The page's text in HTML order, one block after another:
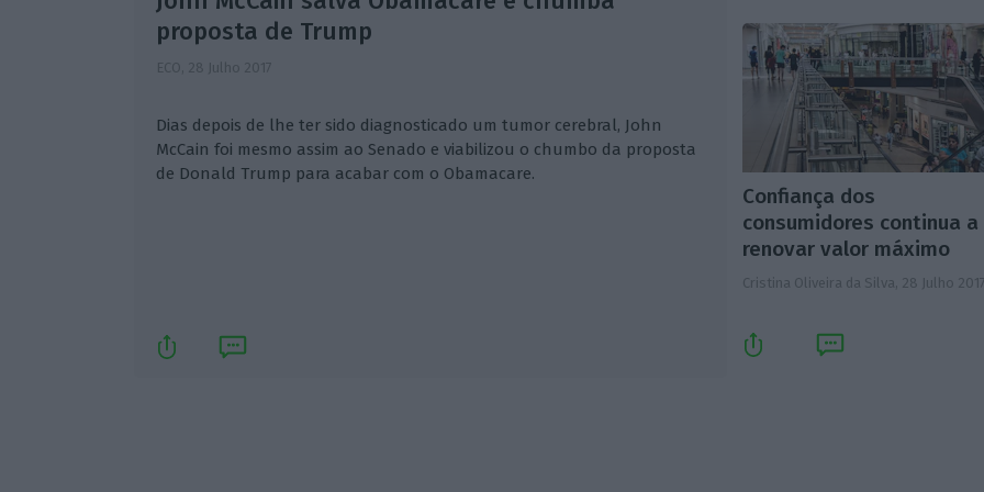
proposta de Trump
ECO, 28 Julho 2017
Dias depois de lhe ter sido diagnosticado um tumor cerebral, John
McCain foi mesmo assim ao Senado e viabilizou o chumbo da proposta
de Donald Trump para acabar com o Obamacare.
Confiança dos
consumidores continua a
renovar valor máximo
Cristina Oliveira da Silva, 28 Julho